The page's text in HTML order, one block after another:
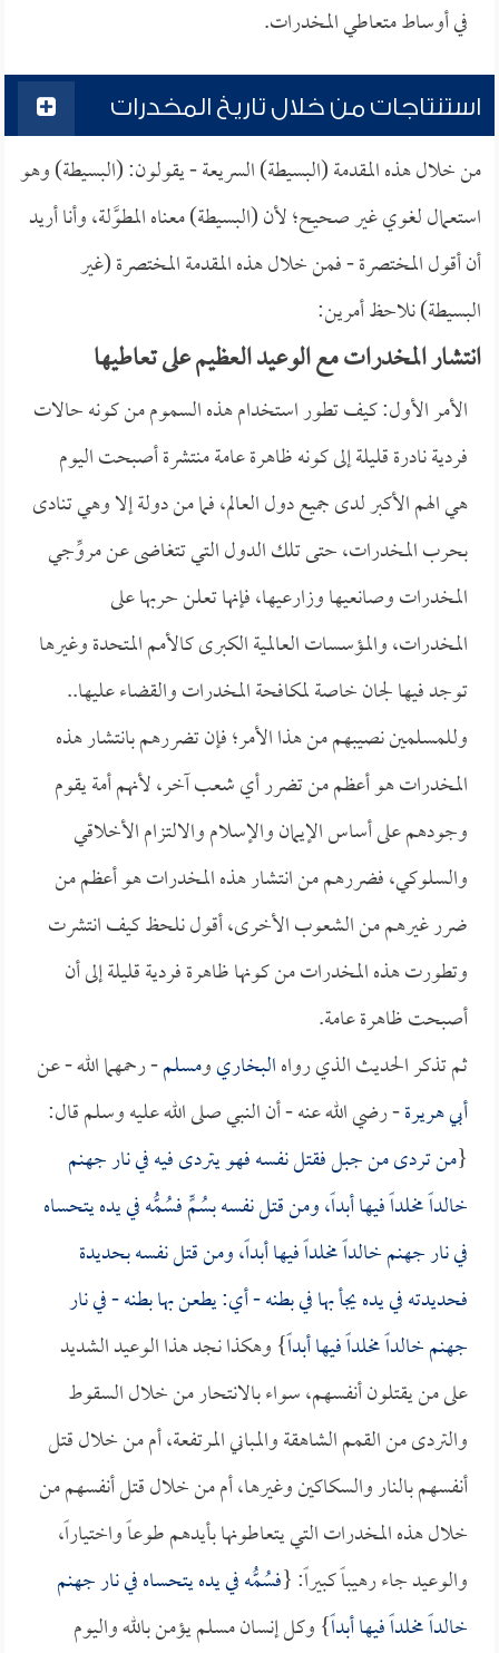
في أوساط متعاطي المخدرات.
استنتاجات من خلال تاريخ المخدرات
من خلال هذه المقدمة (البسيطة) السريعة - يقولون: (البسيطة) وهو
استعمال لغوي غير صحيح؛ لأن (البسيطة) معناه المطوَّلة، وأنا أريد
أن أقول المختصرة - فمن خلال هذه المقدمة المختصرة (غير
البسيطة) نلاحظ أمرين:
انتشار المخدرات مع الوعيد العظيم على تعاطيها
الأمر الأول: كيف تطور استخدام هذه السموم من كونه حالات
فردية نادرة قليلة إلى كونه ظاهرة عامة منتشرة أصبحت اليوم
هي الهم الأكبر لدى جميع دول العالم، فما من دولة إلا وهي تنادى
بحرب المخدرات، حتى تلك الدول التي تتغاضى عن مروِّجي
المخدرات وصانعيها وزارعيها، فإنها تعلن حربها على
المخدرات، والمؤسسات العالمية الكبرى كالأمم المتحدة وغيرها
توجد فيها لجان خاصة لمكافحة المخدرات والقضاء عليها..
وللمسلمين نصيبهم من هذا الأمر؛ فإن تضررهم بانتشار هذه
المخدرات هو أعظم من تضرر أي شعب آخر، لأنهم أمة يقوم
وجودهم على أساس الإيمان والإسلام والالتزام الأخلاقي
والسلوكي، فضررهم من انتشار هذه المخدرات هو أعظم من
ضرر غيرهم من الشعوب الأخرى، أقول نلحظ كيف انتشرت
وتطورت هذه المخدرات من كونها ظاهرة فردية قليلة إلى أن
أصبحت ظاهرة عامة.
ثم تذكر الحديث الذي رواهالبخاريومسلم- رحمهما الله - عن
أبي هريرة- رضي الله عنه - أن النبي صلى الله عليه وسلم قال:
{من تردى من جبل فقتل نفسه فهو يتردى فيه في نار جهنم
خالداً مخلداً فيها أبداً، ومن قتل نفسه بسُمٍّ فسُمُّه في يده يتحساه
في نار جهنم خالداً مخلداً فيها أبداً، ومن قتل نفسه بحديدة
فحديدته في يده يجأ بها في بطنه - أي: يطعن بها بطنه - في نار
جهنم خالداً مخلداً فيها أبداً} وهكذا نجد هذا الوعيد الشديد
على من يقتلون أنفسهم، سواء بالانتحار من خلال السقوط
والتردى من القمم الشاهقة والمباني المرتفعة، أم من خلال قتل
أنفسهم بالنار والسكاكين وغيرها، أم من خلال قتل أنفسهم من
خلال هذه المخدرات التي يتعاطونها بأيدهم طوعاً واختياراً،
والوعيد جاء رهيباً كبيراً: {فسُمُّه في يده يتحساه في نار جهنم
خالداً مخلداً فيها أبداً} وكل إنسان مسلم يؤمن بالله واليوم